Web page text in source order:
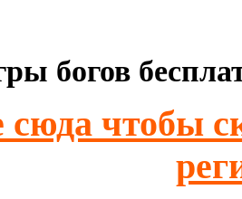
богов
чтобы